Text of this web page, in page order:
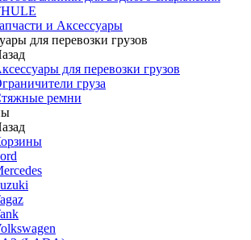
и Аксессуары
для перевозки грузов
для перевозки грузов
груза
ремни